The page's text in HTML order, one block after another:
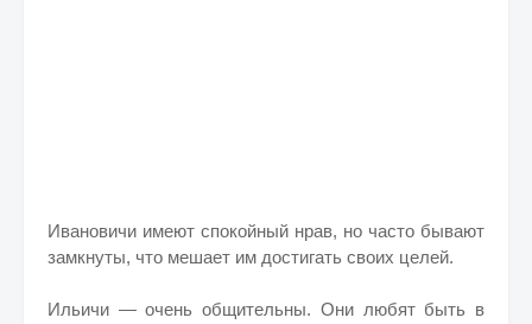
Ивановичи имеют спокойный нрав, но часто бывают
замкнуты, что мешает им достигать своих целей.
Ильичи — очень общительны. Они любят быть в